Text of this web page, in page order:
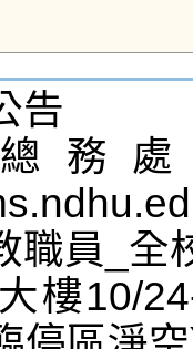
告
務
職員_全
樓10/